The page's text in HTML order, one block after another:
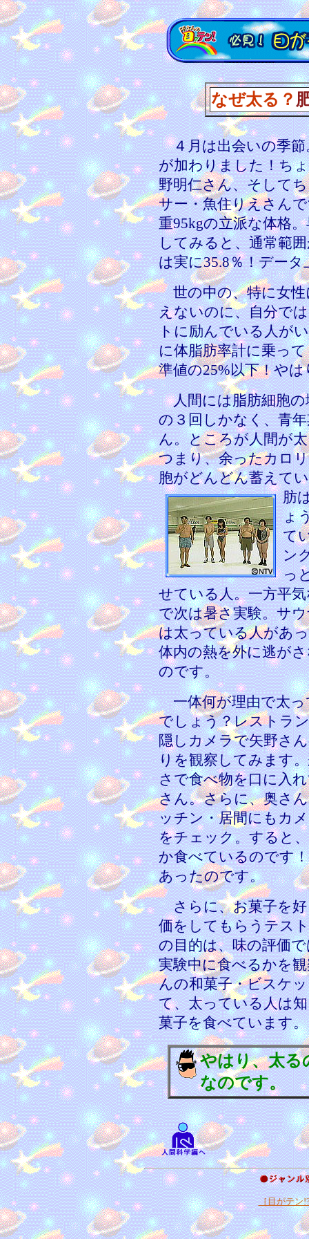
なぜ太る？
４月は出会いの季節
が加わりました！ち
野明仁さん、そして
サー・魚住りえさん
重95kgの立派な体格
してみると、通常範
は実に35.8％！デー
世の中の、特に女性
えないのに、自分で
トに励んでいる人が
に体脂肪率計に乗っ
準値の25%以下！や
人間には脂肪細胞の
の３回しかなく、青
ん。ところが人間が
つまり、余ったカロ
胞がどんどん蓄えて
肪
ょ
て
ン
っ
せている人。一方平
で次は暑さ実験。サ
は太っている人があ
体内の熱を外に逃が
のです。
一体何が理由で太っ
でしょう？レストラ
隠しカメラで矢野さ
りを観察してみます
さで食べ物を口に入
さん。さらに、奥さ
ッチン・居間にもカ
をチェック。すると
か食べているのです
あったのです。
さらに、お菓子を好
価をしてもらうテス
の目的は、味の評価
実験中に食べるかを
んの和菓子・ビスケ
て、太っている人は
菓子を食べています。
やはり、太る
なのです。
［目がテン